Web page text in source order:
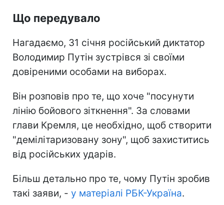
Що передувало
Нагадаємо, 31 січня російський диктатор
Володимир Путін зустрівся зі своїми
довіреними особами на виборах.
Він розповів про те, що хоче "посунути
лінію бойового зіткнення". За словами
глави Кремля, це необхідно, щоб створити
"демілітаризовану зону", щоб захиститись
від російських ударів.
Більш детально про те, чому Путін зробив
такі заяви, - у матеріалі РБК-Україна.